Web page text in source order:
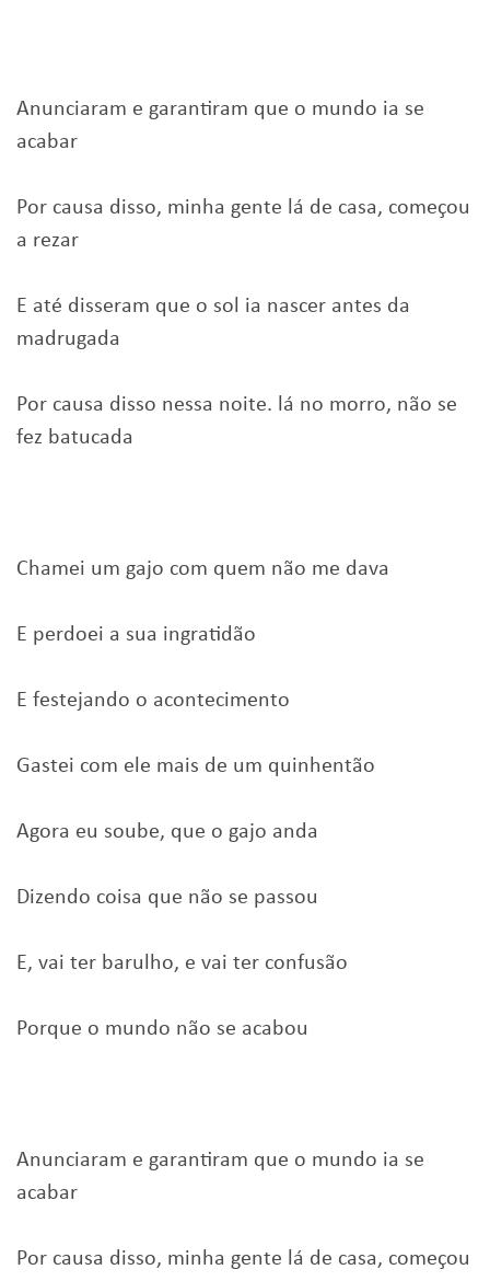
Anunciaram e garantiram que o mundo ia se
acabar
Por causa disso, minha gente lá de casa, começou
a rezar
E até disseram que o sol ia nascer antes da
madrugada
Por causa disso nessa noite. lá no morro, não se
fez batucada
Chamei um gajo com quem não me dava
E perdoei a sua ingratidão
E festejando o acontecimento
Gastei com ele mais de um quinhentão
Agora eu soube, que o gajo anda
Dizendo coisa que não se passou
E, vai ter barulho, e vai ter confusão
Porque o mundo não se acabou
Anunciaram e garantiram que o mundo ia se
acabar
Por causa disso, minha gente lá de casa, começou